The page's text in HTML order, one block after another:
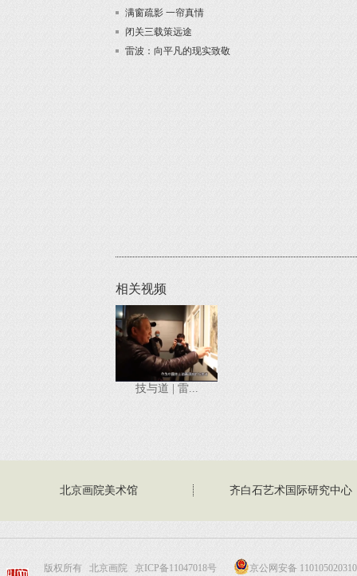
满窗疏影 一帘真情
闭关三载策远途
雷波：向平凡的现实致敬
相关视频
技与道 | 雷...
北京画院美术馆 齐白石艺术国际研究中心
版权所有 北京画院 京ICP备11047018号 京公网安备